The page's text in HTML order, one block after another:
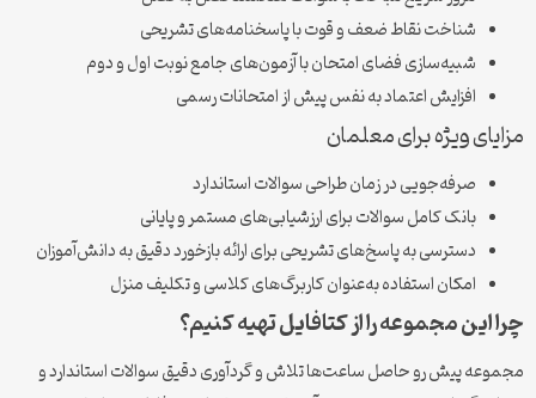
شناخت نقاط ضعف و قوت با پاسخنامه‌های تشریحی
شبیه‌سازی فضای امتحان با آزمون‌های جامع نوبت اول و دوم
افزایش اعتماد به نفس پیش از امتحانات رسمی
مزایای ویژه برای معلمان
صرفه‌جویی در زمان طراحی سوالات استاندارد
بانک کامل سوالات برای ارزشیابی‌های مستمر و پایانی
دسترسی به پاسخ‌های تشریحی برای ارائه بازخورد دقیق به دانش‌آموزان
امکان استفاده به‌عنوان کاربرگ‌های کلاسی و تکلیف منزل
چرا این مجموعه را از کتافایل تهیه کنیم؟
مجموعه پیش رو حاصل ساعت‌ها تلاش و گردآوری دقیق سوالات استاندارد و